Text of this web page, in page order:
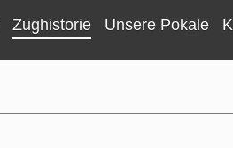
Zughistorie Unsere Pokale